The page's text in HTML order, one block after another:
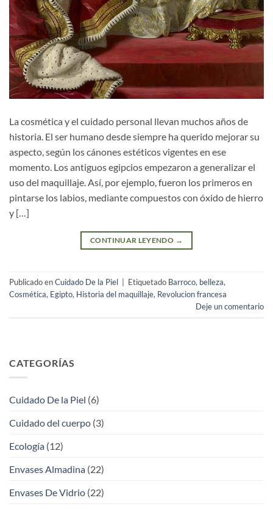
La cosmética y el cuidado personal llevan muchos años de
historia. El ser humano desde siempre ha querido mejorar su
aspecto, según los cánones estéticos vigentes en ese
momento. Los antiguos egipcios empezaron a generalizar el
uso del maquillaje. Así, por ejemplo, fueron los primeros en
pintarse los labios, mediante compuestos con óxido de hierro
y […]
CONTINUAR LEYENDO →
Publicado enCuidado De la Piel Etiquetado Barroco, belleza,
Cosmética, Egipto, Historia del maquillaje, Revolucion francesa
Deje un comentario
CATEGORÍAS
Cuidado De la Piel (6)
Cuidado del cuerpo (3)
Ecología (12)
Envases Almadina (22)
Envases De Vidrio (22)